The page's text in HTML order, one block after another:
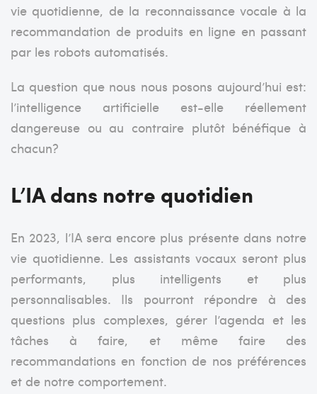
vie quotidienne, de la reconnaissance vocale à la
recommandation de produits en ligne en passant
par les robots automatisés.
La question que nous nous posons aujourd’hui est:
l’intelligence artificielle est-elle réellement
dangereuse ou au contraire plutôt bénéfique à
chacun?
L’IA dans notre quotidien
En 2023, l’IA sera encore plus présente dans notre
vie quotidienne. Les assistants vocaux seront plus
performants, plus intelligents et plus
personnalisables. Ils pourront répondre à des
questions plus complexes, gérer l’agenda et les
tâches à faire, et même faire des
recommandations en fonction de nos préférences
et de notre comportement.